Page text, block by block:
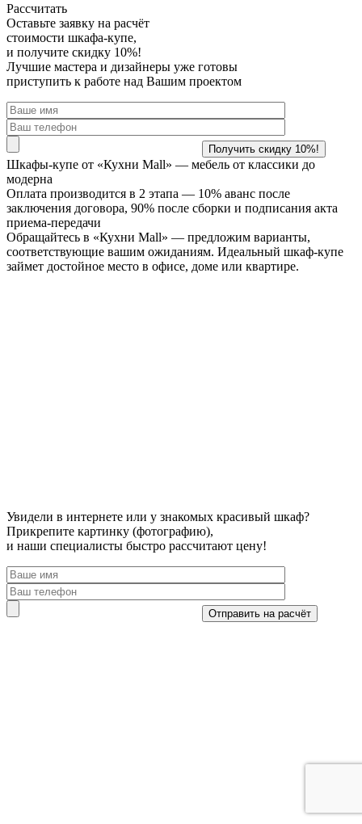
Рассчитать
Оставьте заявку на расчёт
стоимости шкафа-купе,
и получите скидку 10%!
Лучшие мастера и дизайнеры уже готовы
приступить к работе над Вашим проектом
Шкафы-купе от «Кухни Mall» — мебель от классики до
модерна
Оплата производится в 2 этапа — 10% аванс после
заключения договора, 90% после сборки и подписания акта
приема-передачи
Обращайтесь в «Кухни Mall» — предложим варианты,
соответствующие вашим ожиданиям. Идеальный шкаф-купе
займет достойное место в офисе, доме или квартире.
Увидели в интернете или у знакомых красивый шкаф?
Прикрепите картинку (фотографию),
и наши специалисты быстро рассчитают цену!